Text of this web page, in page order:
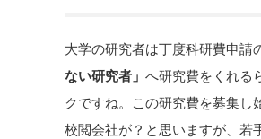
大学の研究者は丁度科研費申請
ない研究者」 へ研究費をくれる
クですね。この研究費を募集し
校閲会社が？と思いますが、若